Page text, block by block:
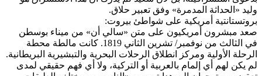
وليد «الحداثة المدمرة» وفق تعبير حلاق.
بروتستانتية أمريكية على شواطئ بيروت:
صعد مبشرون أمريكيون على متن «سالي أن» من ميناء بوسطن
في الثالث من نوفمبر/ تشرين الثاني 1819. كانت مالطة محطة
الرحلة الأولية ومركز انطلاق الرحلات البحرية والتبشيرية البريطانية.
لم يكن لهم أي إلمام بالعربية أو التركية، ولا أي فهم حقيقي لمدى